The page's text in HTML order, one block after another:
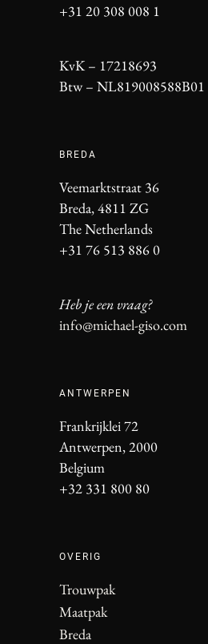
+31 20 308 008 1
KvK – 17218693
Btw – NL819008588B01
BREDA
Veemarktstraat 36
Breda, 4811 ZG
The Netherlands
+31 76 513 886 0
Heb je een vraag?
info@michael-giso.com
ANTWERPEN
Frankrijklei 72
Antwerpen, 2000
Belgium
+32 331 800 80
OVERIG
Trouwpak
Maatpak
Breda